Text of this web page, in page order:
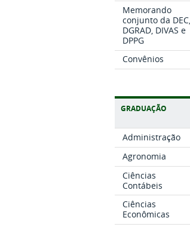
Memorando
conjunto da DEC,
DGRAD, DIVAS e
DPPG
Convênios
GRADUAÇÃO
Administração
Agronomia
Ciências
Contábeis
Ciências
Econômicas